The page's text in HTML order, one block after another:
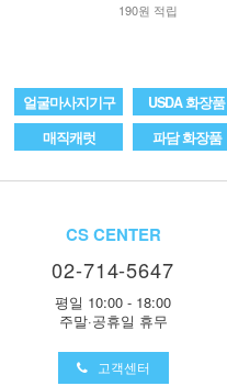
190원 적립
얼굴마사지기구 USDA 화장품
매직캐럿
파담 화장품
CS CENTER
02-714-5647
평일 10:00 - 18:00
주말·공휴일 휴무
고객센터